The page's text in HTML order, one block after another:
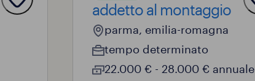
addetto al montaggio
parma, emilia-romagna
tempo determinato
22.000 € - 28.000 € annuale